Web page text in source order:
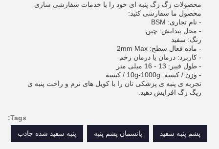
محصولات زگ زگ پنبه ای خود را با خدمات سفارشی سازی
محصول ما سفارشی کنید:
- نام تجاری: BSM
- محل پیدایش: چین
رنگ: سفيد
- ماده فعال سطح: 2mm Max
- کاربرد: درمان یا درمان زخم
- طول فیبر: 13 - 16 میلی متر
- وزن / کیسه: 10g-1000g / کیسه
تجربه ی پنبه ی پزشکی تان را با کویل های نرم و راحت پنبه ی
زیگ زگ افزایش دهید.
Tags:
پشم پنبه سفید
پانسمان پشم پنبه پنبه سفید شده جاذب